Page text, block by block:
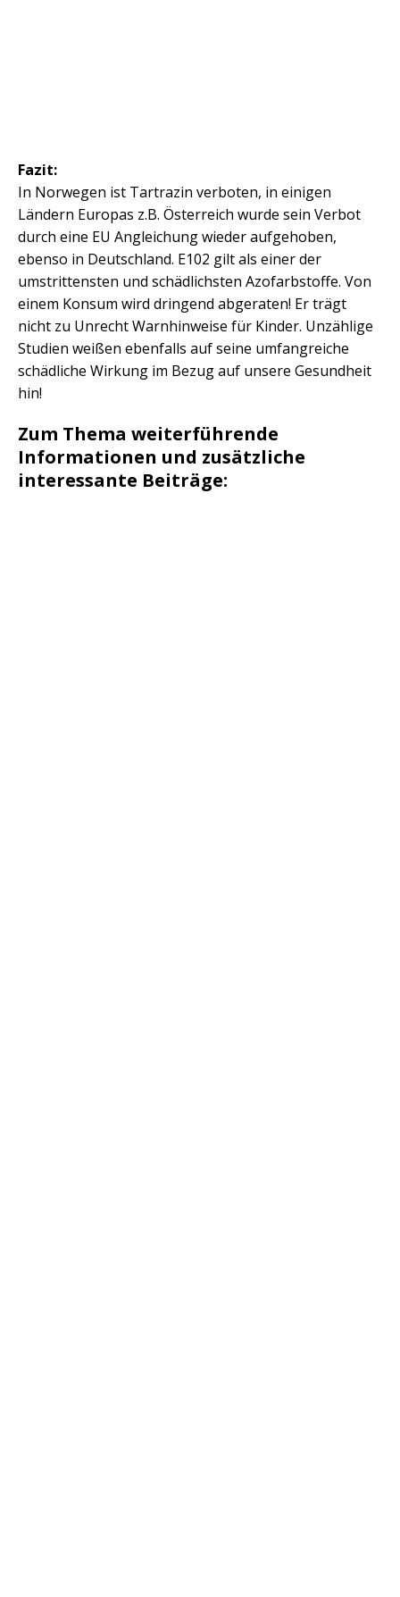
Fazit:
In Norwegen ist Tartrazin verboten, in einigen
Ländern Europas z.B. Österreich wurde sein Verbot
durch eine EU Angleichung wieder aufgehoben,
ebenso in Deutschland. E102 gilt als einer der
umstrittensten und schädlichsten Azofarbstoffe. Von
einem Konsum wird dringend abgeraten! Er trägt
nicht zu Unrecht Warnhinweise für Kinder. Unzählige
Studien weißen ebenfalls auf seine umfangreiche
schädliche Wirkung im Bezug auf unsere Gesundheit
hin!
Zum Thema weiterführende
Informationen und zusätzliche
interessante Beiträge: